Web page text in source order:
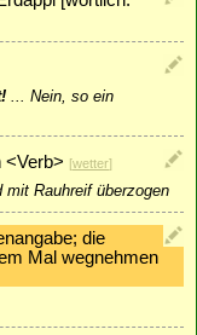
Nein, so ein
<Verb> [wetter]
mit Rauhreif überzogen
die
Mal wegnehmen